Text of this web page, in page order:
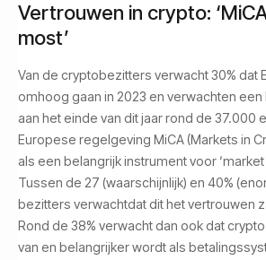
Vertrouwen in crypto:
most’
Van de cryptobezitters verwacht 30% dat
omhoog gaan in 2023 en verwachten
aan het einde van dit jaar rond de 37.000
Europese regelgeving MiCA (Markets in
als een belangrijk instrument voor
Tussen de 27 (waarschijnlijk) en 40%
bezitters verwachtdat dit het vertrouwen
Rond de 38% verwacht dan ook dat
van en belangrijker wordt als